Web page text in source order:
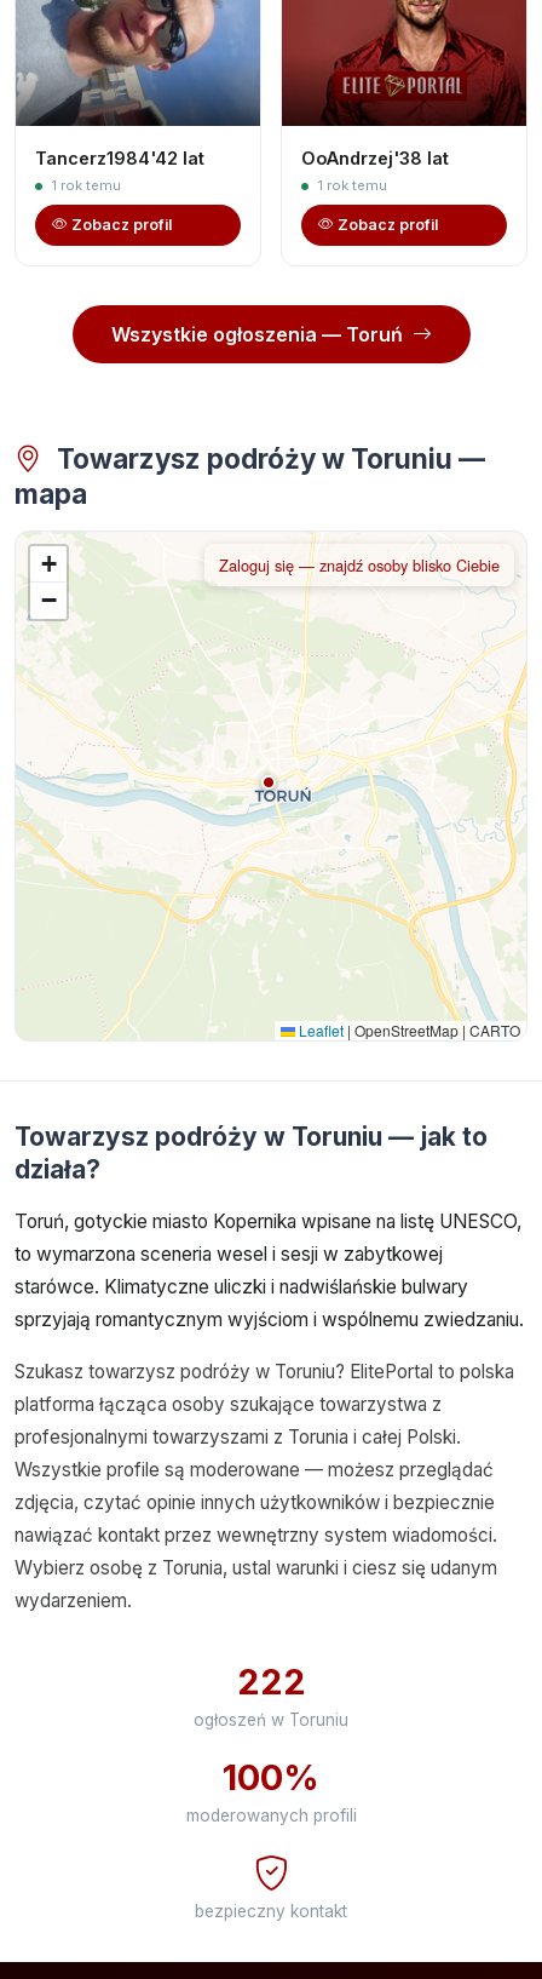
Tancerz1984'42 lat
1 rok temu
Zobacz profil
OoAndrzej'38 lat
1 rok temu
Zobacz profil
Wszystkie ogłoszenia — Toruń
Towarzysz podróży w Toruniu —
mapa
+
−
Zaloguj się — znajdź osoby blisko Ciebie
Leaflet | OpenStreetMap | CARTO
Towarzysz podróży w Toruniu — jak to
działa?
Toruń, gotyckie miasto Kopernika wpisane na listę UNESCO,
to wymarzona sceneria wesel i sesji w zabytkowej
starówce. Klimatyczne uliczki i nadwiślańskie bulwary
sprzyjają romantycznym wyjściom i wspólnemu zwiedzaniu.
Szukasz towarzysz podróży w Toruniu? ElitePortal to polska
platforma łącząca osoby szukające towarzystwa z
profesjonalnymi towarzyszami z Torunia i całej Polski.
Wszystkie profile są moderowane — możesz przeglądać
zdjęcia, czytać opinie innych użytkowników i bezpiecznie
nawiązać kontakt przez wewnętrzny system wiadomości.
Wybierz osobę z Torunia, ustal warunki i ciesz się udanym
wydarzeniem.
222
ogłoszeń w Toruniu
100%
moderowanych profili
bezpieczny kontakt